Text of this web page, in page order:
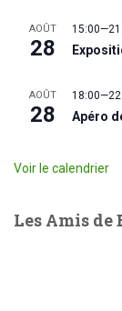
AOÛT
28
15:00—
AOÛT
28
18:00—
Apéro
Voir le calendrier
Les Amis de